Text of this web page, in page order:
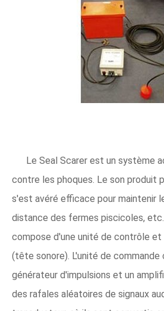
Le Seal Scarer est un système
contre les phoques. Le son produit
s'est avéré efficace pour maintenir
distance des fermes piscicoles,
compose d'une unité de contrôle
(tête sonore). L'unité de commande
générateur d'impulsions et un
des rafales aléatoires de signaux